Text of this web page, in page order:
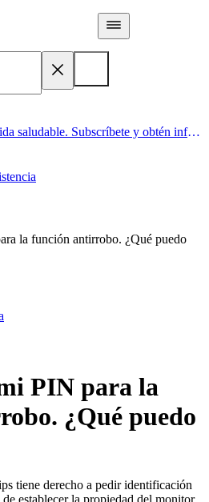
Acá comienza un estilo de vida saludable. Subscríbete y obtén información de primera mano
la función antirrobo. ¿Qué puedo
PIN para la
¿Qué puedo
tiene derecho a pedir identificación